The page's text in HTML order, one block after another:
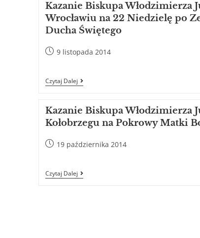
Kazanie Biskupa Włodzimierza
Wrocławiu na 22 Niedzielę po
Ducha Świętego
9 listopada 2014
Czytaj Dalej
Kazanie Biskupa Włodzimierza
Kołobrzegu na Pokrowy Matki
19 października 2014
Czytaj Dalej